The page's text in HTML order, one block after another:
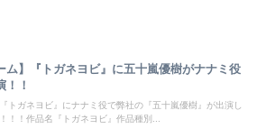
ム】『トガネヨビ』に五十嵐優樹がナナミ役
！！
トガネヨビ』にナナミ役で弊社の『五十嵐優樹』が出演し
！！作品名『トガネヨビ』作品種別...